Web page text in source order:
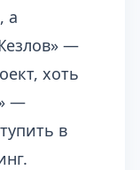
а
—
хоть
—
в